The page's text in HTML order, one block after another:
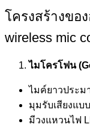
โครงสร้างขอ
wireless mic
ไมโครโฟน (
ไมค์ยาวประม
มุมรับเสียงแบ
มีวงแหวนไฟ